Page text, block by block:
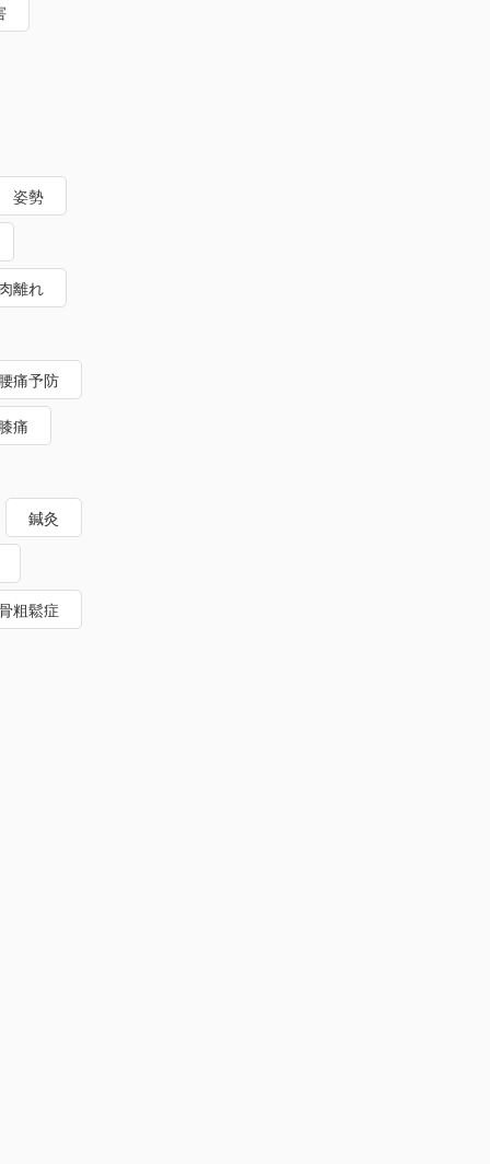
姿勢
離れ
痛予防
痛
鍼灸
粗鬆症